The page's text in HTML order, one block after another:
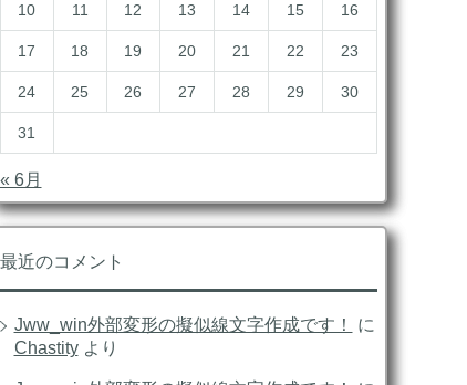
10 11 12 13 14 15 16
17 18 19 20 21 22 23
24 25 26 27 28 29 30
31
« 6月
最近のコメント
Jww_win外部変形の擬似線文字作成です！
に
Chastityより